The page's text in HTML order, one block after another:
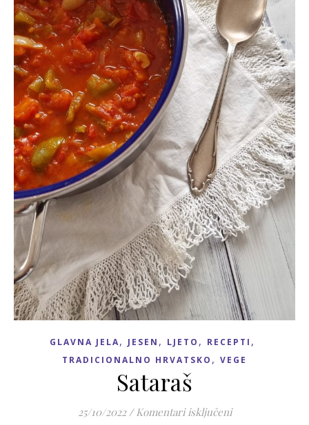
GLAVNA JELA, JESEN , LJETO , RECEPTI ,
TRADICIONALNO HRVATSKO , VEGE
Sataraš
25/10/2022 / Komentari isključeniza Sataraš